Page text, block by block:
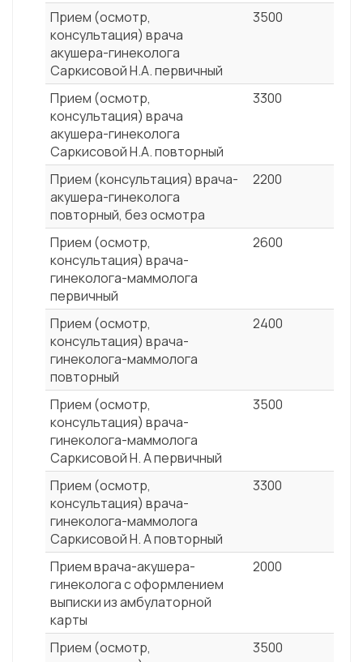
Прием (осмотр,
консультация) врача
акушера-гинеколога
Саркисовой Н.А. первичный
3500
Прием (осмотр,
консультация) врача
акушера-гинеколога
Саркисовой Н.А. повторный
3300
Прием (консультация) врача-
акушера-гинеколога
повторный, без осмотра
2200
Прием (осмотр,
консультация) врача-
гинеколога-маммолога
первичный
2600
Прием (осмотр,
консультация) врача-
гинеколога-маммолога
повторный
2400
Прием (осмотр,
консультация) врача-
гинеколога-маммолога
Саркисовой Н. А первичный
3500
Прием (осмотр,
консультация) врача-
гинеколога-маммолога
Саркисовой Н. А повторный
3300
Прием врача-акушера-
гинеколога с оформлением
выписки из амбулаторной
карты
2000
Прием (осмотр,
3500